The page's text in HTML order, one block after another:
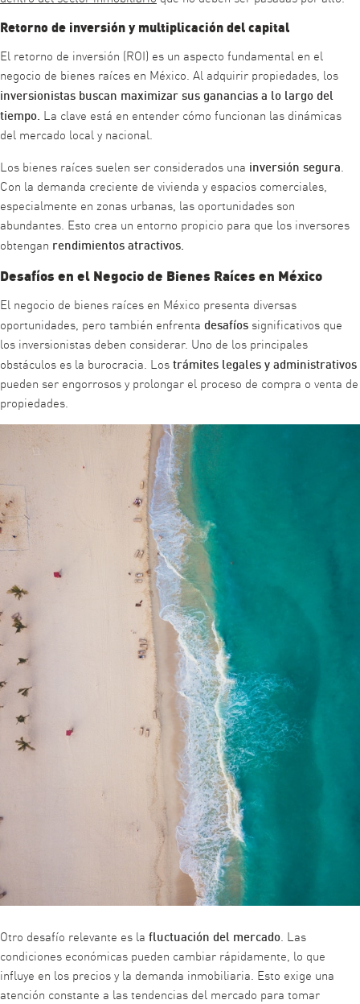
Retorno de inversión y multiplicación del capital
El retorno de inversión (ROI) es un aspecto fundamental en el
negocio de bienes raíces en México. Al adquirir propiedades, los
inversionistas buscan maximizar sus ganancias a lo largo del
tiempo. La clave está en entender cómo funcionan las dinámicas
del mercado local y nacional.
Los bienes raíces suelen ser considerados una inversión segura
Con la demanda creciente de vivienda y espacios comerciales,
especialmente en zonas urbanas, las oportunidades son
abundantes. Esto crea un entorno propicio para que los inversores
obtengan rendimientos atractivos.
Desafíos en el Negocio de Bienes Raíces en México
El negocio de bienes raíces en México presenta diversas
oportunidades, pero también enfrenta desafíos significativos que
los inversionistas deben considerar. Uno de los principales
obstáculos es la burocracia. Lostrámites legales y administrativos
pueden ser engorrosos y prolongar el proceso de compra o venta de
propiedades.
Otro desafío relevante es la fluctuación del mercado . Las
condiciones económicas pueden cambiar rápidamente, lo que
influye en los precios y la demanda inmobiliaria. Esto exige una
atención constante a las tendencias del mercado para tomar